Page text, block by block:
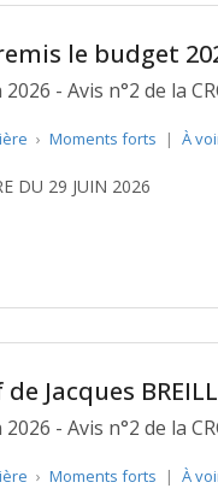
le budget
- Avis n°2 de la
› Moments forts | À
DU 29 JUIN 2026
Jacques
- Avis n°2 de la
› Moments forts | À